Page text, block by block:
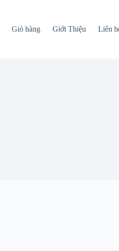
Giỏ hàng Giới Thiệu Liên